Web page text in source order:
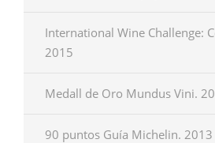
International Wine Challenge:
2015
Medall de Oro Mundus Vini.
90 puntos Guía Michelin. 2013